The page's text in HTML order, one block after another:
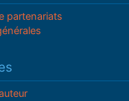
partenariats